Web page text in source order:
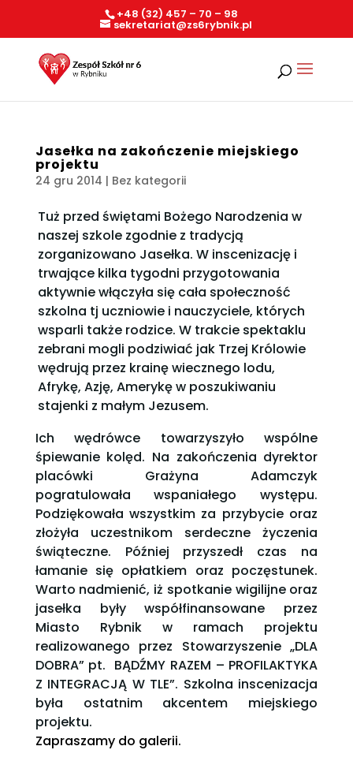
+48 (32) 457 – 70 – 98
sekretariat@zs6rybnik.pl
Jasełka na zakończenie miejskiego
projektu
24 gru 2014 | Bez kategorii
Tuż przed świętami Bożego Narodzenia w
naszej szkole zgodnie z tradycją
zorganizowano Jasełka. W inscenizację i
trwające kilka tygodni przygotowania
aktywnie włączyła się cała społeczność
szkolna tj uczniowie i nauczyciele, których
wsparli także rodzice. W trakcie spektaklu
zebrani mogli podziwiać jak Trzej Królowie
wędrują przez krainę wiecznego lodu,
Afrykę, Azję, Amerykę w poszukiwaniu
stajenki z małym Jezusem.
Ich wędrówce towarzyszyło wspólne
śpiewanie kolęd. Na zakończenia dyrektor
placówki Grażyna Adamczyk
pogratulowała wspaniałego występu.
Podziękowała wszystkim za przybycie oraz
złożyła uczestnikom serdeczne życzenia
świąteczne. Później przyszedł czas na
łamanie się opłatkiem oraz poczęstunek.
Warto nadmienić, iż spotkanie wigilijne oraz
jasełka były współfinansowane przez
Miasto Rybnik w ramach projektu
realizowanego przez Stowarzyszenie „DLA
DOBRA” pt. BĄDŹMY RAZEM – PROFILAKTYKA
Z INTEGRACJĄ W TLE”. Szkolna inscenizacja
była ostatnim akcentem miejskiego
projektu.
Zapraszamy do galerii.